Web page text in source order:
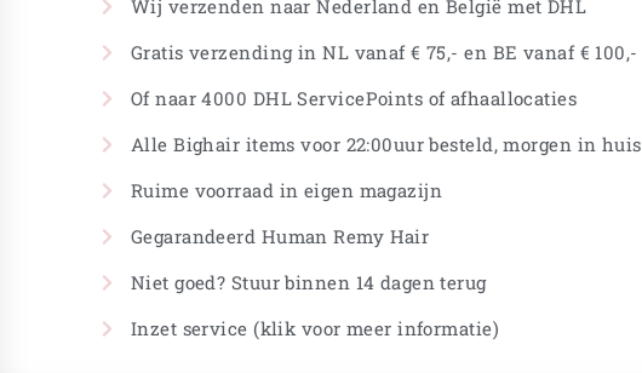
Wij verzenden naar Nederland en België met DHL
Gratis verzending in NL vanaf € 75,- en BE vanaf € 100,-
Of naar 4000 DHL ServicePoints of afhaallocaties
Alle Bighair items voor 22:00uur besteld, morgen in huis
Ruime voorraad in eigen magazijn
Gegarandeerd Human Remy Hair
Niet goed? Stuur binnen 14 dagen terug
Inzet service (klik voor meer informatie)